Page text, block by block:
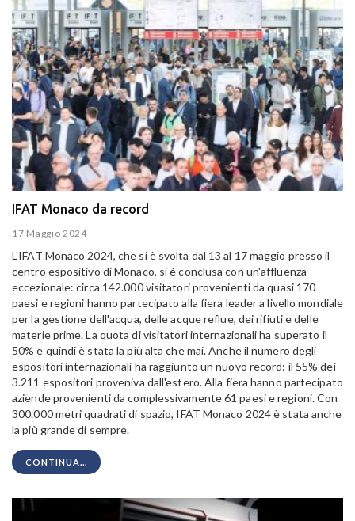
IFAT Monaco da record
17 Maggio 2024
L'IFAT Monaco 2024, che si è svolta dal 13 al 17 maggio presso il
centro espositivo di Monaco, si è conclusa con un'affluenza
eccezionale: circa 142.000 visitatori provenienti da quasi 170
paesi e regioni hanno partecipato alla fiera leader a livello mondiale
per la gestione dell'acqua, delle acque reflue, dei rifiuti e delle
materie prime. La quota di visitatori internazionali ha superato il
50% e quindi è stata la più alta che mai. Anche il numero degli
espositori internazionali ha raggiunto un nuovo record: il 55% dei
3.211 espositori proveniva dall'estero. Alla fiera hanno partecipato
aziende provenienti da complessivamente 61 paesi e regioni. Con
300.000 metri quadrati di spazio, IFAT Monaco 2024 è stata anche
la più grande di sempre.
CONTINUA...